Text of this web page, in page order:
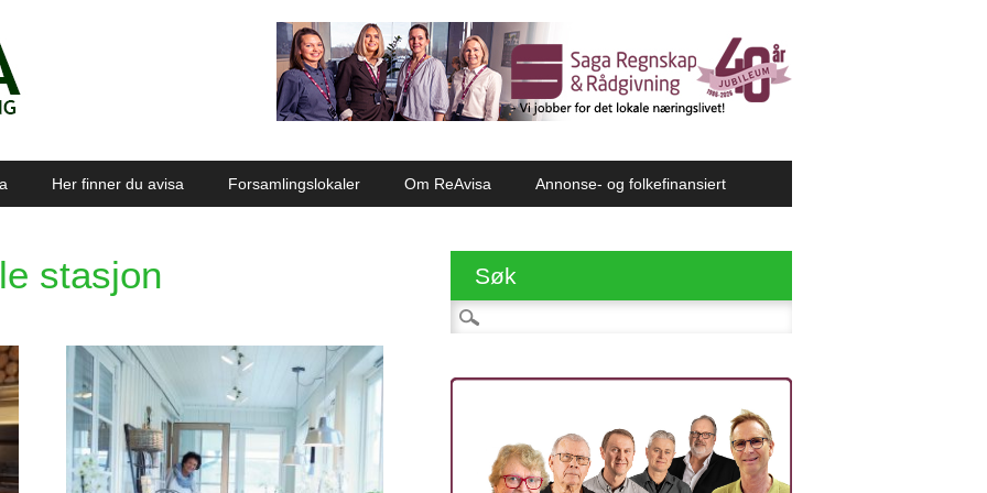
Her finner du avisa Forsamlingslokaler Om ReAvisa Annonse- og folkefinansiert
stasjon Søk
Søk etter: